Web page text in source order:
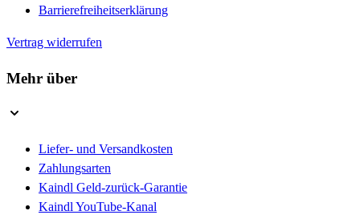
Barrierefreiheitserklärung
Vertrag widerrufen
Mehr über
Liefer- und Versandkosten
Zahlungsarten
Kaindl Geld-zurück-Garantie
Kaindl YouTube-Kanal